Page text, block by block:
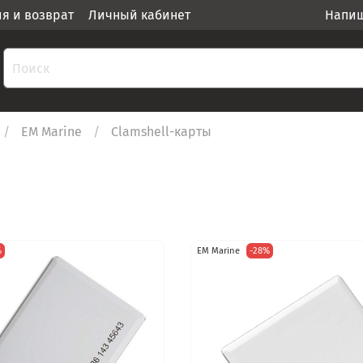
и возврат Личный кабинет
EM Marine Clamshell-карты
EM Marine -28%